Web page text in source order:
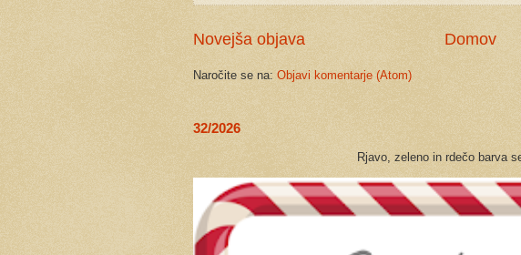
Novejša objava Domov
Naročite se na: Objavi komentarje (Atom)
32/2026
Rjavo, zeleno in rdečo barva sem takole